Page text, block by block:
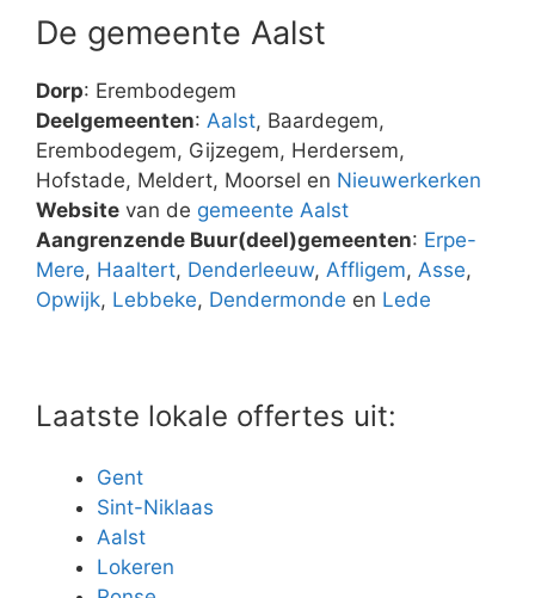
De gemeente Aalst
Dorp: Erembodegem
Deelgemeenten: Aalst, Baardegem,
Erembodegem, Gijzegem, Herdersem,
Hofstade, Meldert, Moorsel en Nieuwerkerken
Website van de gemeente Aalst
Aangrenzende Buur(deel)gemeenten: Erpe-
Mere, Haaltert, Denderleeuw, Affligem, Asse,
Opwijk, Lebbeke, Dendermonde en Lede
Laatste lokale offertes uit:
Gent
Sint-Niklaas
Aalst
Lokeren